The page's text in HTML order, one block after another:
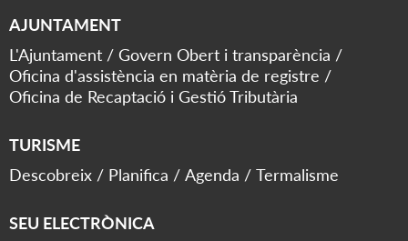
AJUNTAMENT
L'Ajuntament
Govern Obert i transparència
Oficina d'assistència en matèria de registre
Oficina de Recaptació i Gestió Tributària
TURISME
Descobreix
Planifica Agenda Termalisme
SEU ELECTRÒNICA